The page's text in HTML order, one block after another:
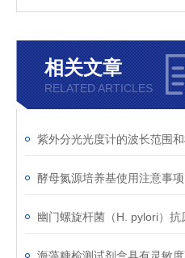
相关文章
RELATED ARTICLES
酵母氮源培养基使用注意事项